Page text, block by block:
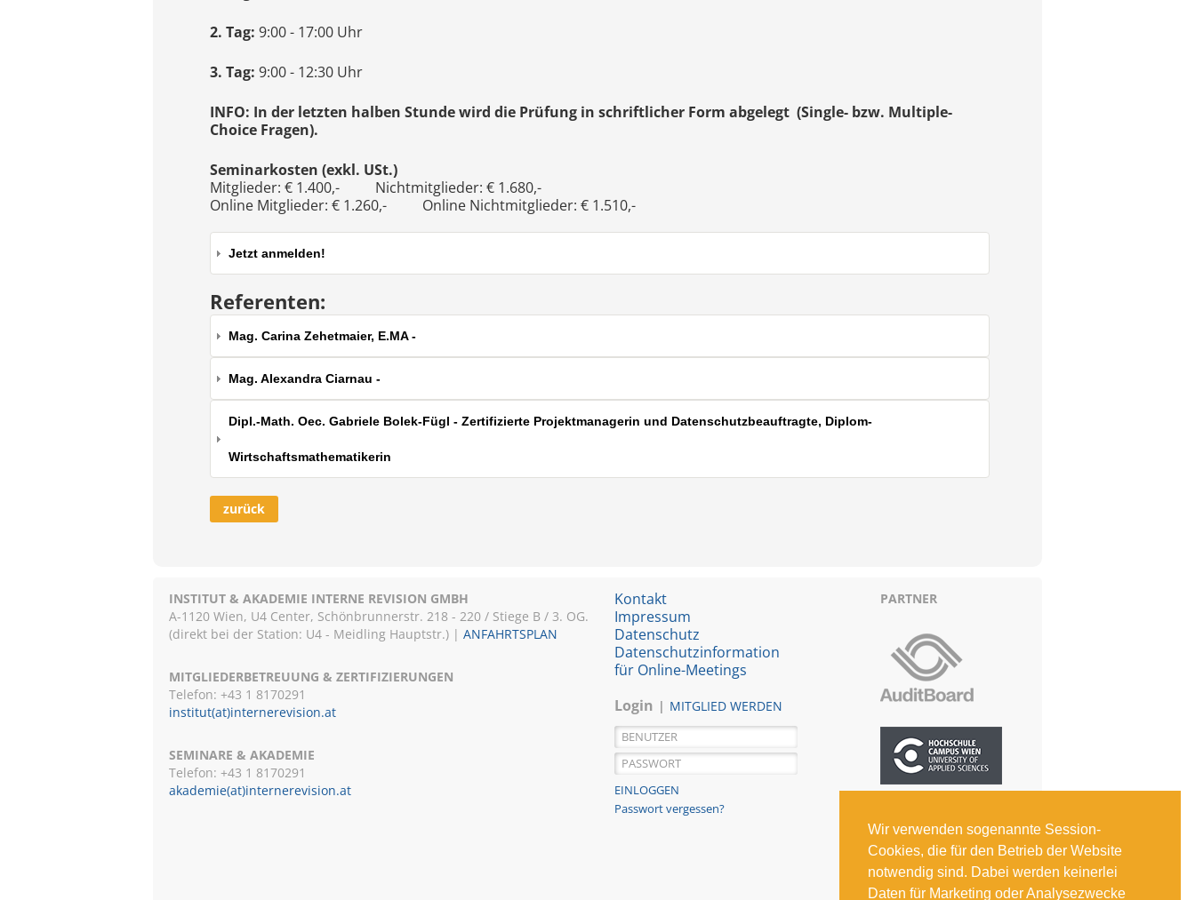
Wir verwenden sogenannte Session-
Cookies, die für den Betrieb der Website
notwendig sind. Dabei werden keinerlei
Daten für Marketing oder Analysezwecke
2. Tag: 9:00 - 17:00 Uhr
3. Tag: 9:00 - 12:30 Uhr
INFO: In der letzten halben Stunde wird die Prüfung in schriftlicher Form abgelegt (Single- bzw. Multiple-
Choice Fragen).
Seminarkosten (exkl. USt.)
Mitglieder: € 1.400,- Nichtmitglieder: € 1.680,-
Online Mitglieder: € 1.260,- Online Nichtmitglieder: € 1.510,-
Jetzt anmelden!
Referenten:
Mag. Carina Zehetmaier, E.MA -
Mag. Alexandra Ciarnau -
Dipl.-Math. Oec. Gabriele Bolek-Fügl - Zertifizierte Projektmanagerin und Datenschutzbeauftragte, Diplom-
Wirtschaftsmathematikerin
zurück
INSTITUT & AKADEMIE INTERNE REVISION GMBH
A-1120 Wien, U4 Center, Schönbrunnerstr. 218 - 220 / Stiege B / 3. OG.
(direkt bei der Station: U4 - Meidling Hauptstr.) | ANFAHRTSPLAN
MITGLIEDERBETREUUNG & ZERTIFIZIERUNGEN
Telefon: +43 1 8170291
institut(at)internerevision.at
SEMINARE & AKADEMIE
Telefon: +43 1 8170291
akademie(at)internerevision.at
Kontakt
Impressum
Datenschutz
Datenschutzinformation
für Online-Meetings
Login
MITGLIED WERDEN
Passwort vergessen?
PARTNER